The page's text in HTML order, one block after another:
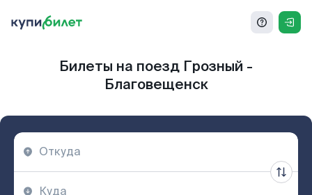
Билеты на поезд Грозный -
Благовещенск